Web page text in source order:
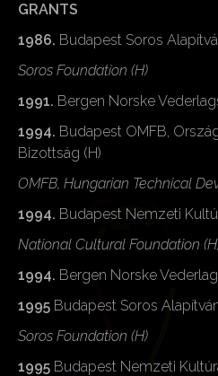
GRANTS
1986. Budapest Soros
Soros Foundation (H)
1991. Bergen Norske
1994. Budapest OMFB,
Bizottság (H)
OMFB, Hungarian Technical
1994. Budapest Nemzeti
National Cultural Foundation
1994. Bergen Norske
1995 Budapest Soros
Soros Foundation (H)
1995 Budapest Nemzeti